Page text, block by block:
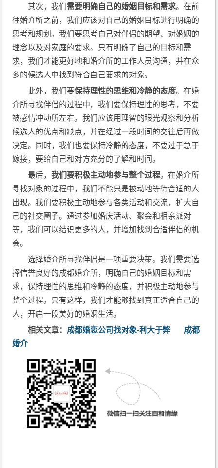
其次，我们 需要明确自己的婚姻目标和需求。在前
往婚介所之前，我们应该对自己的婚姻目标进行明确的
思考和规划。我们要思考自己对伴侣的期望、对婚姻的
理念以及对家庭的要求。只有明确了自己的目标和需
求，我们才能更好地和婚介所的工作人员沟通，并在众
多的候选人中找到符合自己要求的对象。
此外，我们要保持理性的思维和冷静的态度。在婚
介所寻找伴侣的过程中，我们要保持理性的思考，不要
被感情冲动所左右。我们应该用理智的眼光观察和分析
候选人的优点和缺点，并在经过一段时间的交往后再做
决定。同时，我们也要保持冷静的态度，不要过于急于
嫁接，要给自己和对方充分的了解和时间。
最后，我们要积极主动地参与整个过程。在婚介所
寻找对象的过程中，我们不能只是被动地等待合适的人
出现。我们要积极主动地参与各类活动和交流，扩大自
己的社交圈子。通过参加婚庆活动、聚会和相亲派对
等，我们可以结识更多的人，并增加找到合适伴侣的机
会。
选择婚介所寻找伴侣是一项重要决策。我们需要选
择信誉良好的成都婚介所，明确自己的婚姻目标和需
求，保持理性的思维和冷静的态度，并积极主动地参与
整个过程。只有这样，我们才能够找到真正适合自己的
人，开启一段美好的婚姻生活。
相关文章： 成都婚恋公司找对象-利大于弊
成都
婚介